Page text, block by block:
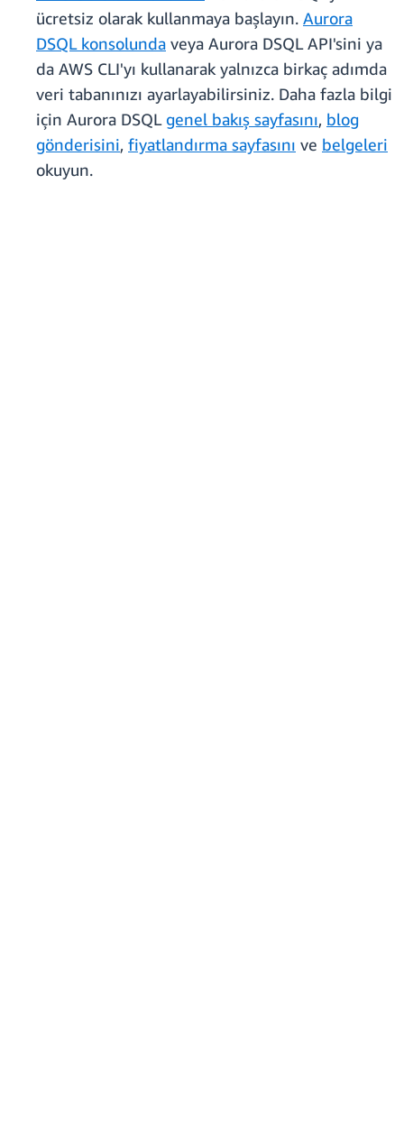
ücretsiz olarak kullanmaya başlayın. Aurora
DSQL konsolunda veya Aurora DSQL API'sini ya
da AWS CLI'yı kullanarak yalnızca birkaç adımda
veri tabanınızı ayarlayabilirsiniz. Daha fazla bilgi
için Aurora DSQLgenel bakış sayfasını, blog
gönderisini, fiyatlandırma sayfasını ve belgeleri
okuyun.